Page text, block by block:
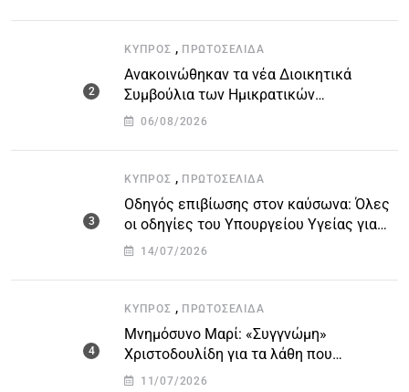
ΚΎΠΡΟΣ , ΠΡΩΤΟΣΈΛΙΔΑ
Ανακοινώθηκαν τα νέα Διοικητικά
Συμβούλια των Ημικρατικών
Οργανισμών – Όλη η λίστα με τα
06/08/2026
ΚΎΠΡΟΣ , ΠΡΩΤΟΣΈΛΙΔΑ
Οδηγός επιβίωσης στον καύσωνα: Όλες
οι οδηγίες του Υπουργείου Υγείας για
τις υψηλές θερμοκρασίες
14/07/2026
ΚΎΠΡΟΣ , ΠΡΩΤΟΣΈΛΙΔΑ
Μνημόσυνο Μαρί: «Συγγνώμη»
Χριστοδουλίδη για τα λάθη που
οδήγησαν στην τραγωδία
11/07/2026